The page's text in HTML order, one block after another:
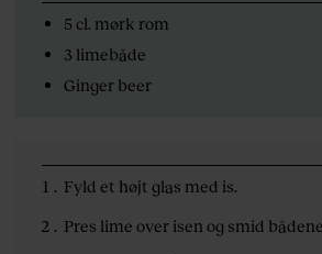
5 cl. mørk rom
3 limebåde
Ginger beer
Fyld et højt glas med is.
Pres lime over isen og smid